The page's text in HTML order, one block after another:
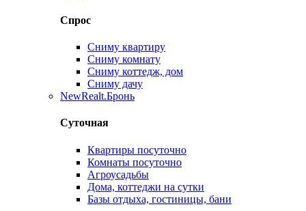
Спрос
Сниму квартиру
Сниму комнату
Сниму коттедж, дом
Сниму дачу
NewRealt.Бронь
Суточная
Квартиры посуточно
Комнаты посуточно
Агроусадьбы
Дома, коттеджи на сутки
Базы отдыха, гостиницы, бани